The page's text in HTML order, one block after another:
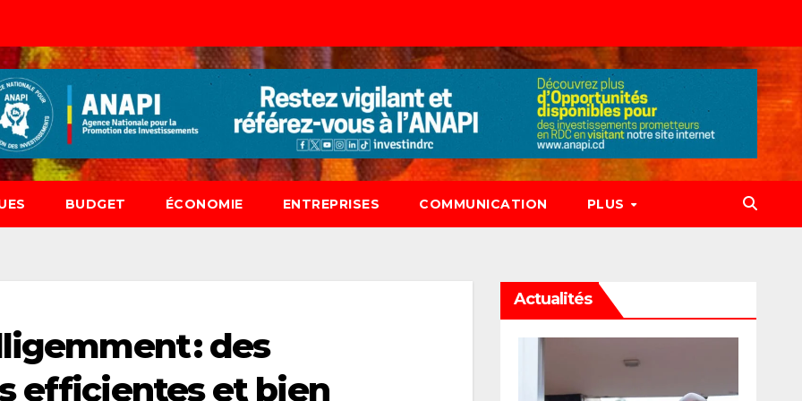
BUDGET ÉCONOMIE ENTREPRISES COMMUNICATION PLUS
: des
efficientes et bien
Actualités